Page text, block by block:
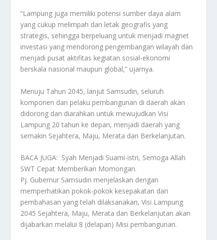
“Lampung juga memiliki potensi sumber daya alam
yang cukup melimpah dan letak geografis yang
strategis, sehingga berpeluang untuk menjadi magnet
investasi yang mendorong pengembangan wilayah dan
menjadi pusat aktifitas kegiatan sosial-ekonomi
berskala nasional maupun global,” ujarnya.
Menuju Tahun 2045, lanjut Samsudin, seluruh
komponen dan pelaku pembangunan di daerah akan
didorong dan diarahkan untuk mewujudkan Visi
Lampung 20 tahun ke depan, menjadi daerah yang
semakin Sejahtera, Maju, Merata dan Berkelanjutan.
BACA JUGA: Syah Menjadi Suami-istri, Semoga Allah
SWT Cepat Memberikan Momongan.
Pj. Gubernur Samsudin menjelaskan dengan
memperhatikan pokok-pokok kesepakatan dari
pembahasan yang telah dilaksanakan, Visi Lampung
2045 Sejahtera, Maju, Merata dan Berkelanjutan akan
dijabarkan melalui 8 (delapan) Misi pembangunan.